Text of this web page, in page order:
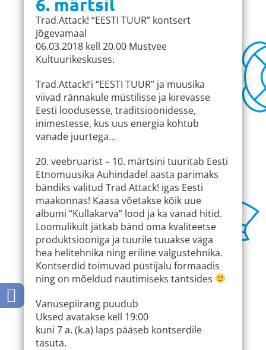
Trad.Attack! “EESTI TUUR” kontsert
Jõgevamaal
06.03.2018 kell 20.00 Mustvee
Kultuurikeskuses.
Trad.Attack!’i “EESTI TUUR” ja muusika
viivad rännakule müstilisse ja kirevasse
Eesti loodusesse, traditsioonidesse,
inimestesse, kus uus energia kohtub
vanade juurtega…
20. veebruarist – 10. märtsini tuuritab Eesti
Etnomuusika Auhindadel aasta parimaks
bändiks valitud Trad Attack! igas Eesti
maakonnas! Kaasa võetakse kõik uue
albumi “Kullakarva” lood ja ka vanad hitid.
Loomulikult jätkab bänd oma kvaliteetse
produktsiooniga ja tuurile tuuakse väga
hea helitehnika ning eriline valgustehnika.
Kontserdid toimuvad püstijalu formaadis
ning on mõeldud nautimiseks tantsides
Vanusepiirang puudub
Uksed avatakse kell 19:00
kuni 7 a. (k.a) laps pääseb kontserdile
tasuta.